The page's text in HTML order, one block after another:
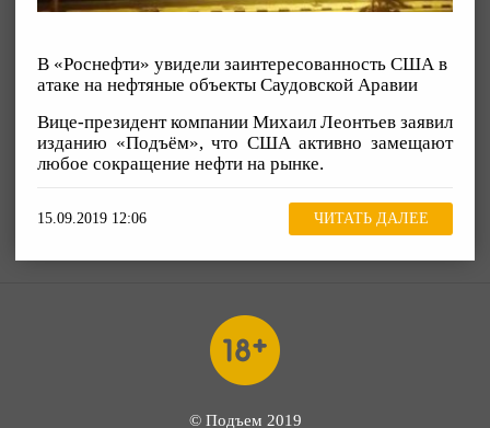
В «Роснефти» увидели заинтересованность США в
атаке на нефтяные объекты Саудовской Аравии
Вице-президент компании Михаил Леонтьев заявил
изданию «Подъём», что США активно замещают
любое сокращение нефти на рынке.
15.09.2019 12:06 ЧИТАТЬ ДАЛЕЕ
© Подъем 2019